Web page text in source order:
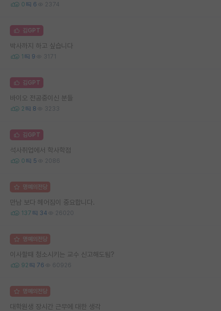
0 6 2374
김GPT
박사까지 하고 싶습니다
1 9 3171
김GPT
바이오 전공중이신 분들
2 8 3233
김GPT
석사취업에서 학사학점
0 5 2086
명예의전당
만남 보다 헤어짐이 중요합니다.
137 34 26020
명예의전당
이사할때 청소시키는 교수 신고해도됨?
92 76 60926
명예의전당
대학원생 장시간 근무에 대한 생각